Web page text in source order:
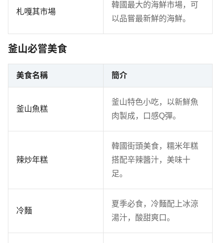
札嘎其市場
韓國最大的海鮮市場，可
以品嘗最新鮮的海鮮。
釜山必嘗美食
美食名稱 簡介
釜山魚糕
釜山特色小吃，以新鮮魚
肉製成，口感Q彈。
辣炒年糕
韓國街頭美食，糯米年糕
搭配辛辣醬汁，美味十
足。
冷麵
夏季必食，冷麵配上冰涼
湯汁，酸甜爽口。